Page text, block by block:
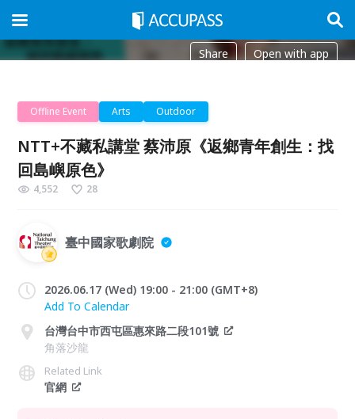
Share Open with app
Offline Event Arts Outdoor
NTT+不藏私講堂 蔡沛原《返鄉青年創生：找
回島嶼原色》
4,552 28
臺中國家歌劇院
2026.06.17 (Wed) 19:00 - 21:00 (GMT+8)
Add To Calendar
台灣台中市西屯區惠來路二段101號
角落沙龍
Related Link
官網